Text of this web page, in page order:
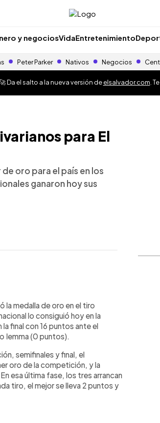
y negociosVidaEntretenimiento
Peter Parker Nativos Negocios
Da el salto a la nueva versión deelsalvador.com .
para El
oro para el país en los
ganaron hoy sus
la medalla de oro en el tiro
lo consiguió hoy en la
final con 16 puntos ante el
Iemma (0 puntos).
semifinales y final, el
oro de la competición, y la
esa última fase, los tres arrancan
tiro, el mejor se lleva 2 puntos y